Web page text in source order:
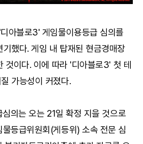
아블로3' 게임물이용등급 심의를
했다. 게임 내 탑재된 현금경매장
것이다. 이에 따라 '디아블로3' 첫 테
가능성이 커졌다.
의는 오는 21일 확정 지을 것으로
등급위원회(게등위) 소속 전문 심